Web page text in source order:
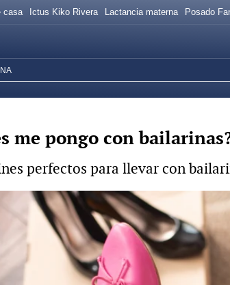
casa Ictus Kiko Rivera Lactancia materna Posado
me pongo con
perfectos para llevar con